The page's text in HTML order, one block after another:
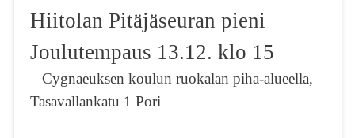
Hiitolan Pitäjäseuran pieni
Joulutempaus 13.12. klo 15
Cygnaeuksen koulun ruokalan piha-alueella,
Tasavallankatu 1 Pori